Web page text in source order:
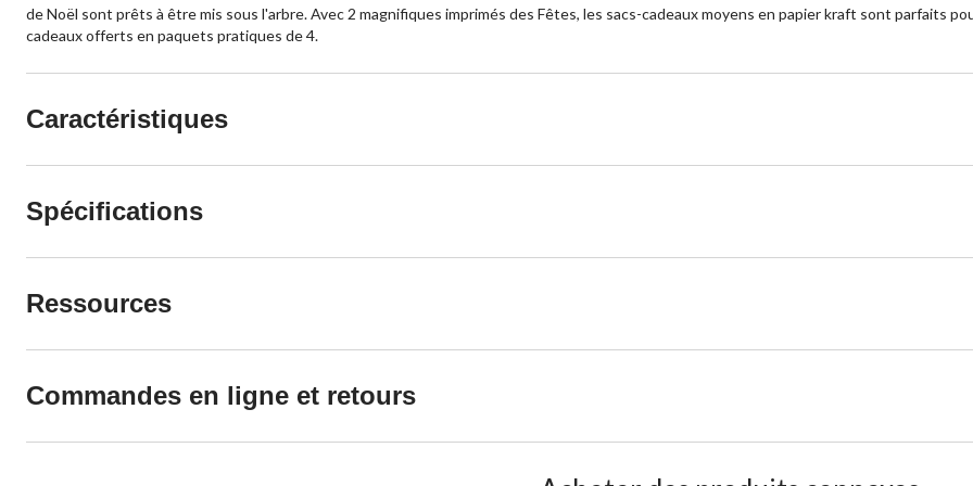
de Noël sont prêts à être mis sous l'arbre. Avec 2 magnifiques imprimés des Fêtes, les sacs-cadeaux moyens en papier kraft sont parfaits
cadeaux offerts en paquets pratiques de 4.
Caractéristiques
Spécifications
Ressources
Commandes en ligne et retours